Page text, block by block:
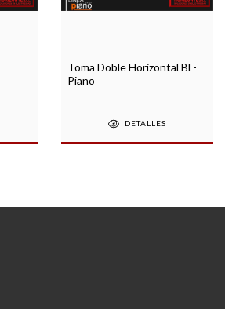
Toma Doble Horizontal Bl -
Piano
DETALLES